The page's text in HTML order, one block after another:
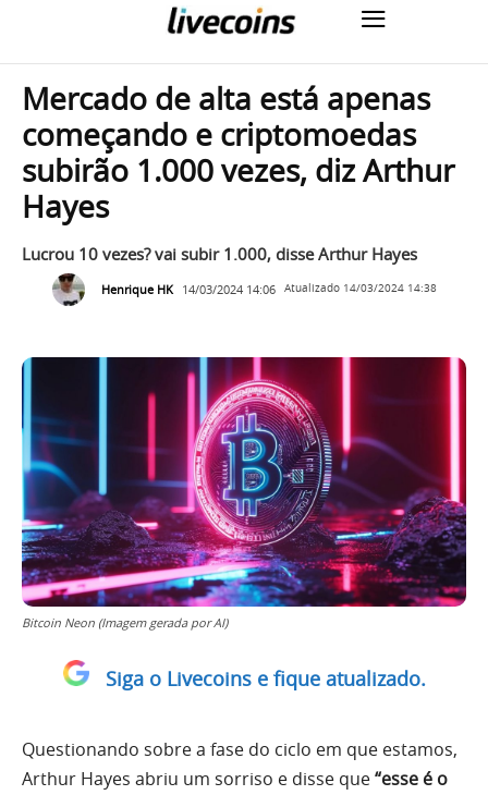
Mercado de alta está apenas
começando e criptomoedas
subirão 1.000 vezes, diz Arthur
Hayes
Lucrou 10 vezes? vai subir 1.000, disse Arthur Hayes
Henrique HK 14/03/2024 14:06 Atualizado 14/03/2024 14:38
Bitcoin Neon (Imagem gerada por AI)
Siga o Livecoins e fique atualizado.
Questionando sobre a fase do ciclo em que estamos,
Arthur Hayes abriu um sorriso e disse que“esse é o